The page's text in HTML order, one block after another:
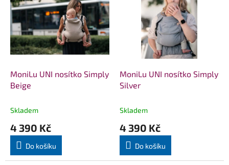
p
p
MoniLu UNI nosítko Simply
Beige
Skladem
4 390 Kč
Do košíku
MoniLu UNI nosítko Simply
Silver
Skladem
4 390 Kč
Do košíku